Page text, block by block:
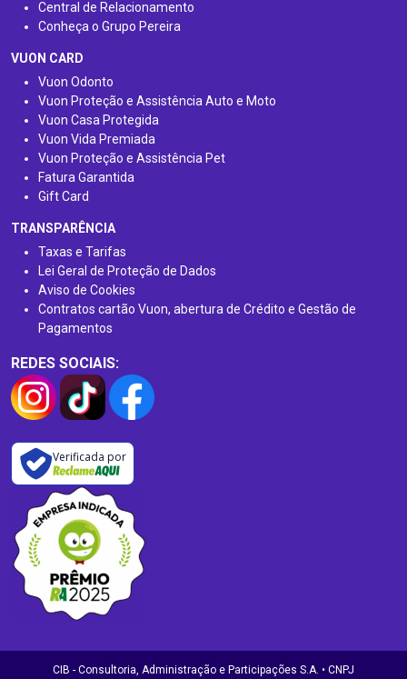
Central de Relacionamento
Conheça o Grupo Pereira
VUON CARD
Vuon Odonto
Vuon Proteção e Assistência Auto e Moto
Vuon Casa Protegida
Vuon Vida Premiada
Vuon Proteção e Assistência Pet
Fatura Garantida
Gift Card
TRANSPARÊNCIA
Taxas e Tarifas
Lei Geral de Proteção de Dados
Aviso de Cookies
Contratos cartão Vuon, abertura de Crédito e Gestão de
Pagamentos
REDES SOCIAIS:
Verificada por
CIB - Consultoria, Administração e Participações S.A. • CNPJ